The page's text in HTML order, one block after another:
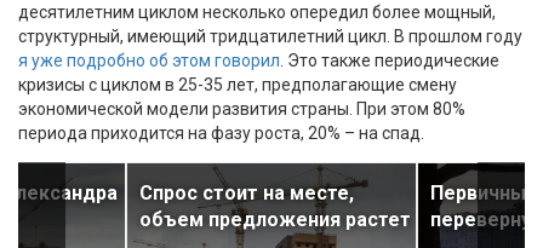
десятилетним циклом несколько опередил более мощный,
структурный, имеющий тридцатилетний цикл. В прошлом году
я уже подробно об этом говорил. Это также периодические
кризисы с циклом в 25-35 лет, предполагающие смену
экономической модели развития страны. При этом 80%
периода приходится на фазу роста, 20% – на спад.
Спрос стоит на месте,
объем предложения растет